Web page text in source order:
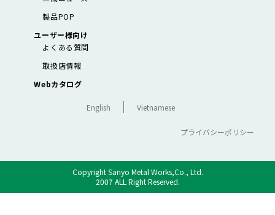
製品POP
ユーザー様向け
よくある質問
取扱店情報
Webカタログ
English Vietnamese
プライバシーポリシー
Copyright Sanyo Metal Works,Co., Ltd.
2007 ALL Right Reserved.